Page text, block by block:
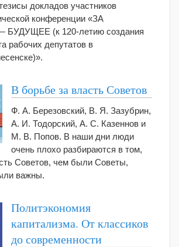
докладов участников
конференции «ЗА
(к 120‑летию создания
рабочих депутатов в
В борьбе за власть Советов
Ф. А. Березовский, В. Я. Зазубрин,
А. И. Тодорский, А. С. Казеннов и
М. В. Попов. В наши дни люди
очень плохо разбираются в том,
Советов, чем были Советы,
важны.
Политэкономия
капитализма. От классиков
до современности